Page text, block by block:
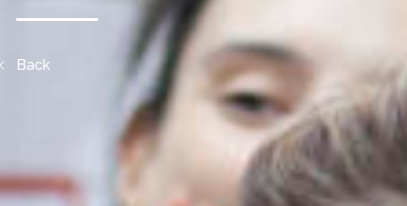
Back